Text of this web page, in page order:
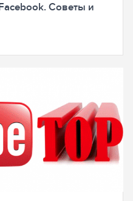
Советы и